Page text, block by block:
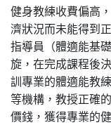
健身教練收費偏高
濟狀況而未能得到
指導員（體適能基
旋，在完成課程後
訓專業的體適能教
等機構，教授正確
價錢，獲得專業的